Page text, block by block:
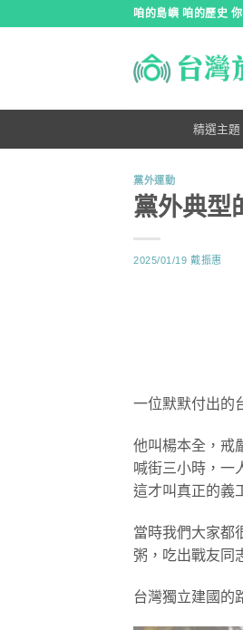
咱的島嶼 咱的歷史
精選主題
黨外運動
黨外典型
2025/01/19 戴振惠
一位默默付出的
他叫楊本全，戒
喊街三小時，一
這才叫真正的義
當時我們大家都
粥，吃出戰友同
台灣獨立建國的